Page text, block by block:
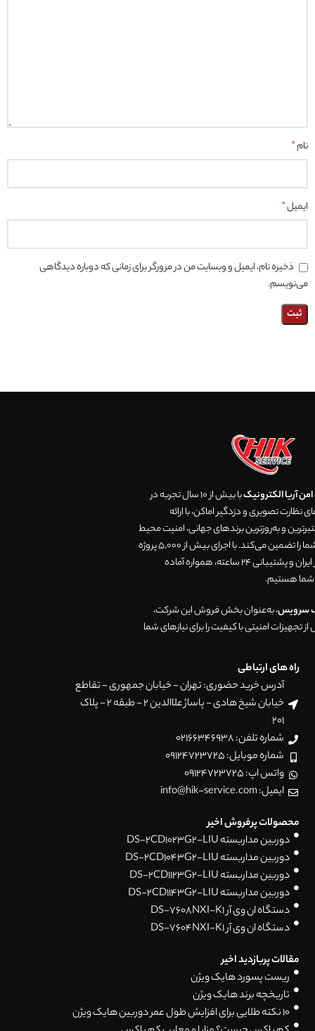
نام*
ایمیل*
ذخیره نام، ایمیل و وبسایت من در مرورگر برای زمانی که دوباره دیدگاهی
می‌نویسم.
آریا الکترونیک
با بیش از 10 سال تجربه در
تصویری و دزدگیر اماکن، با ارائه
و به‌روزترین برندهای جهانی، امنیت محیط
زندگی و تجارت شما را تضمین می‌کند. با اجرای بیش از 5,000 پروژه
موفق در سراسر ایران و پشتیبانی 24 ساعته، همواره آماده
شما هستیم.
سرویس، به‌عنوان بخش فروش این شرکت،
تجهیزات امنیتی با کیفیت را برای نیازهای شما
راه های ارتباطی
آدرس خرید حضوری: تهران - خیابان جمهوری - تقاطع
خیابان شیخ هادی - پاساژ علاالدین 2 - طبقه 2 - پلاک
201
شماره تلفن: 02166346938
شماره موبایل: 09124723725
واتس اپ: 09124723725
ایمیل: info@hik-service.com
محصولات پرفروش اخیر
دوربین مداربسته DS-2CD1023G2-LIU
دوربین مداربسته DS-2CD1043G2-LIU
دوربین مداربسته DS-2CD1123G2-LIU
دوربین مداربسته DS-2CD1143G2-LIU
دستگاه ان وی آر DS-7608NXI-K1
دستگاه ان وی آر DS-7604NXI-K1
مقالات پربازدید اخیر
ریست پسورد هایک ویژن
تاریخچه برند هایک ویژن
۱۰ نکته طلایی برای افزایش طول عمر دوربین هایک ویژن